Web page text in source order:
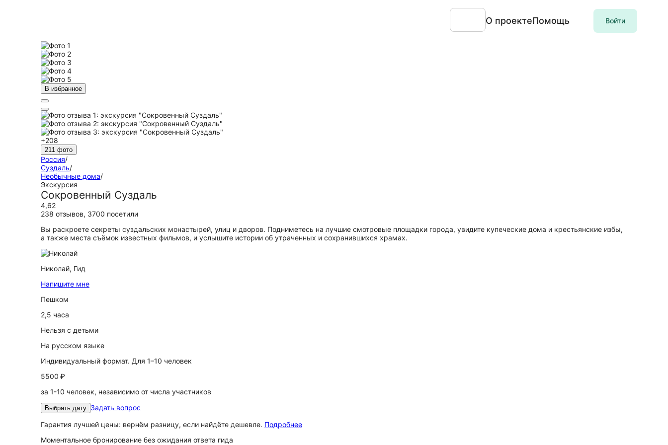
О проектеПомощь Войти
В избранное
+208
211 фото
Россия/
Суздаль/
Необычные дома/
Экскурсия
Сокровенный Суздаль
4,62
238 отзывов, 3700 посетили
Вы раскроете секреты суздальских монастырей, улиц и дворов. Подниметесь на лучшие смотровые площадки города, увидите купеческие дома и крестьянские избы,
а также места съёмок известных фильмов, и услышите истории об утраченных и сохранившихся храмах.
Николай, Гид
Напишите мне
Пешком
2,5 часа
Нельзя с детьми
На русском языке
Индивидуальный формат. Для 1–10 человек
5500 ₽
за 1-10 человек, независимо от числа участников
Выбрать дату Задать вопрос
Гарантия лучшей цены: вернём разницу, если найдёте дешевле. Подробнее
Моментальное бронирование без ожидания ответа гида